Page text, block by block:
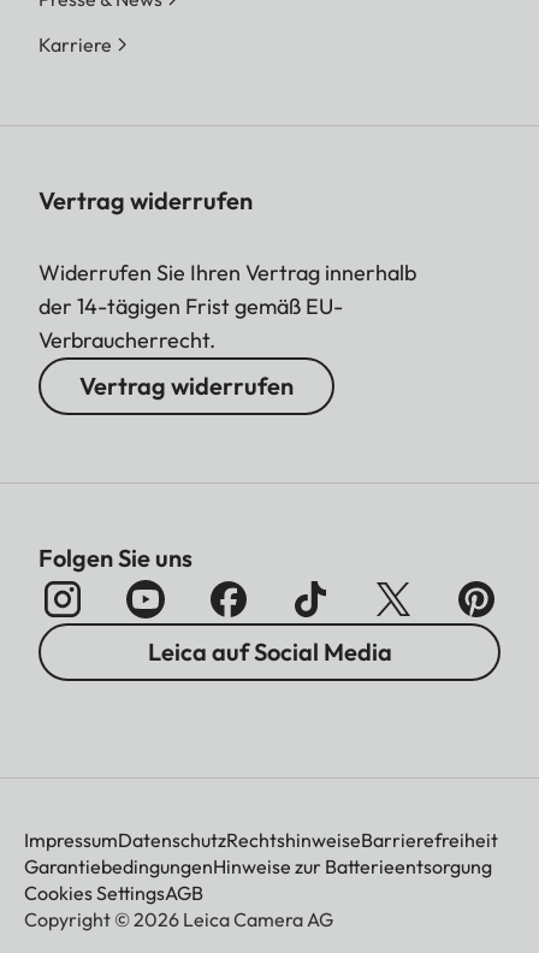
Karriere
Vertrag widerrufen
Widerrufen Sie Ihren Vertrag innerhalb
der 14-tägigen Frist gemäß EU-
Verbraucherrecht.
Vertrag widerrufen
Folgen Sie uns
Leica auf Social Media
ImpressumDatenschutzRechtshinweiseBarrierefreiheit
GarantiebedingungenHinweise zur Batterieentsorgung
Cookies SettingsAGB
Copyright © 2026 Leica Camera AG